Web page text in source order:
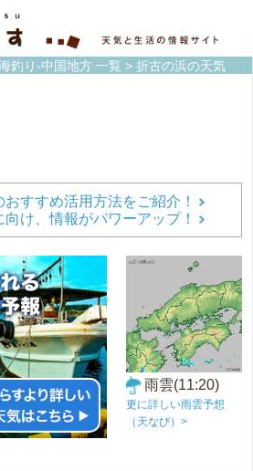
釣り-中国地方 一覧 > 折古の浜の天気
すすめ活用方法をご紹介！
け、情報がパワーアップ！
雨雲(11:20)
更に詳しい雨雲予想
（天なび）>